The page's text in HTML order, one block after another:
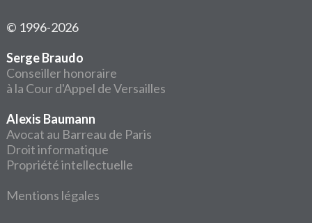
© 1996-2026
Serge Braudo
Conseiller honoraire
à la Cour d'Appel de Versailles
Alexis Baumann
Avocat au Barreau de Paris
Droit informatique
Propriété intellectuelle
Mentions légales